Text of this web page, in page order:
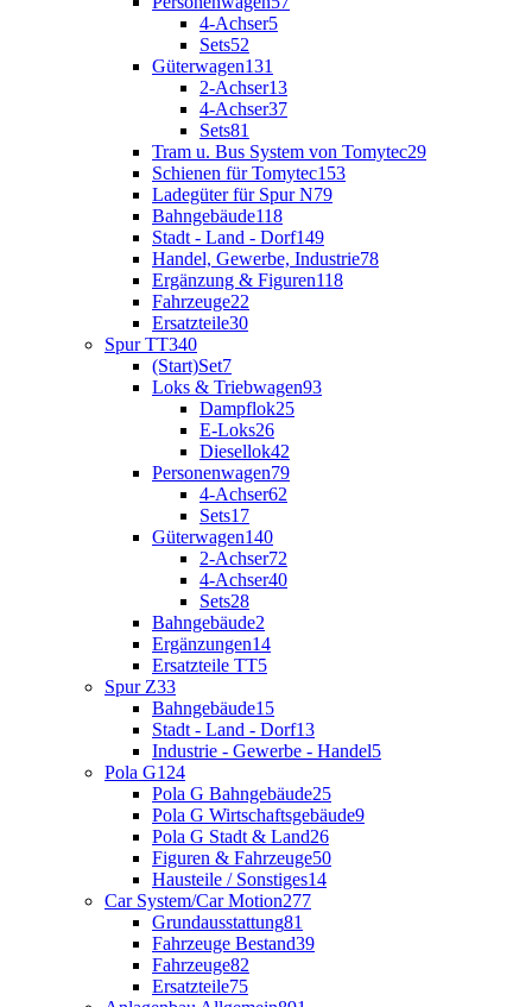
4-Achser5
Sets52
Güterwagen131
2-Achser13
4-Achser37
Sets81
Tram u. Bus System von Tomytec29
Schienen für Tomytec153
Ladegüter für Spur N79
Bahngebäude118
Stadt - Land - Dorf149
Handel, Gewerbe, Industrie78
Ergänzung & Figuren118
Fahrzeuge22
Ersatzteile30
Spur TT340
(Start)Set7
Loks & Triebwagen93
Dampflok25
E-Loks26
Diesellok42
Personenwagen79
4-Achser62
Sets17
Güterwagen140
2-Achser72
4-Achser40
Sets28
Bahngebäude2
Ergänzungen14
Ersatzteile TT5
Spur Z33
Bahngebäude15
Stadt - Land - Dorf13
Industrie - Gewerbe - Handel5
Pola G124
Pola G Bahngebäude25
Pola G Wirtschaftsgebäude9
Pola G Stadt & Land26
Figuren & Fahrzeuge50
Hausteile / Sonstiges14
Car System/Car Motion277
Grundausstattung81
Fahrzeuge Bestand39
Fahrzeuge82
Ersatzteile75